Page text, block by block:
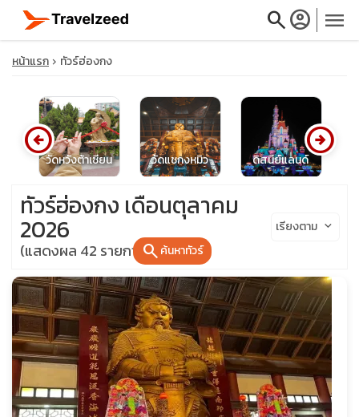
searchaccount_circle menu
close
travel_explore
calendar_month
search
หน้าแรก ทัวร์ฮ่องกง
วัดหวังต้าเซียน วัดแชกงหมิว ดิสนีย์แลนด์
arrow_circle_left arrow_circle_right
searchค้นหาทัวร์
ทัวร์ฮ่องกง เดือนตุลาคม
2026
(แสดงผล 42 รายการ)
เรียงตาม keyboard_arrow_down